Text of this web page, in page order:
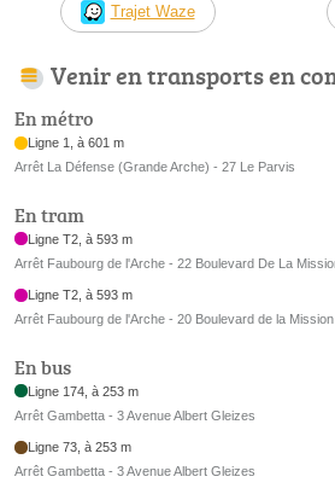
Trajet Waze
Venir en transports en
En métro
Ligne 1, à 601 m
Arrêt La Défense (Grande Arche) - 27 Le Parvis
En tram
Ligne T2, à 593 m
Arrêt Faubourg de l'Arche - 22 Boulevard De La
Ligne T2, à 593 m
Arrêt Faubourg de l'Arche - 20 Boulevard de la
En bus
Ligne 174, à 253 m
Arrêt Gambetta - 3 Avenue Albert Gleizes
Ligne 73, à 253 m
Arrêt Gambetta - 3 Avenue Albert Gleizes